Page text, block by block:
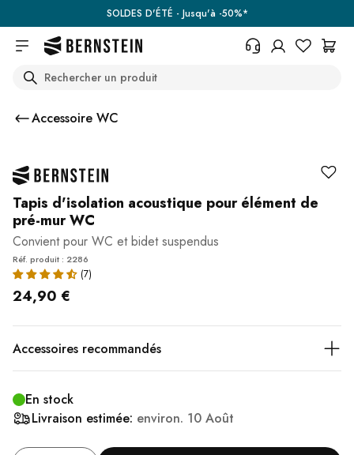
SOLDES D'ÉTÉ - Jusqu'à -50%*
Centre d'aide (FAQ)
Search
Accessoire WC
Tapis d'isolation acoustique pour élément de
pré-mur WC
Convient pour WC et bidet suspendus
Réf. produit : 2286
24,90 €
Accessoires recommandés
En stock
Livraison estimée: environ. 10 Août